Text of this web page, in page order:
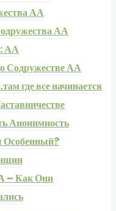
АА
АА
АА
Содружестве АА
где все начинается
Анонимность
– Как Они